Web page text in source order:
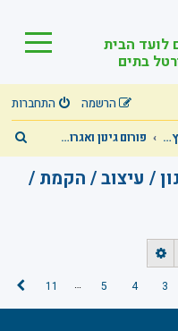
לועד הבית
בתים
התחברות
הרשמה
פורום מומחים - יעוץ מקצועי חינם בכל תחומי הבית המשותף! פורום גינון ואגרונומיה - תכנון / עיצוב / הקמת / אחזקת גינות
י
/ עיצוב / הקמת /
ח
ו
3
4
5
…
11